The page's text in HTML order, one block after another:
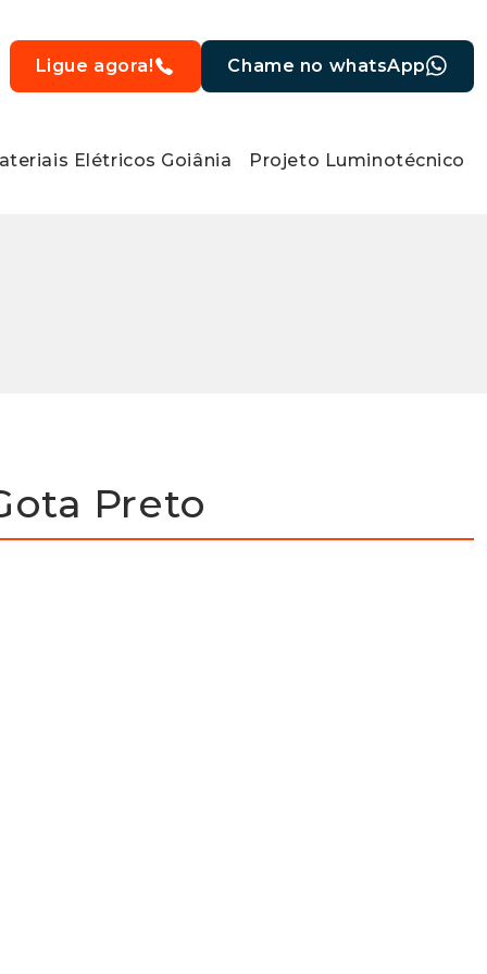
Ligue agora! Chame no whatsApp
Elétricos Goiânia Projeto Luminotécnico
Preto